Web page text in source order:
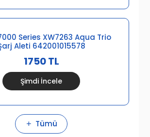
Series XW7263 Aqua Trio
Aleti 642001015578
1750 TL
Şimdi İncele
Tümü